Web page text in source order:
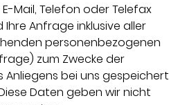
Mail, Telefon oder Telefax
Anfrage inklusive aller
personenbezogenen
zum Zwecke der
Anliegens bei uns gespeichert
Daten geben wir nicht